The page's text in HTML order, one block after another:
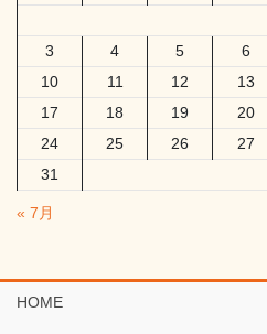
3
4 5 6
10
11 12 13
17
18 19 20
24
25 26 27
31
« 7月
HOME